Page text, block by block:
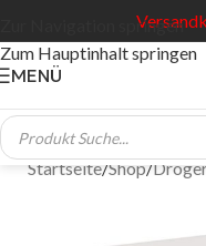
Zur Navigation springen
Zum Hauptinhalt springen
MENÜ
Startseite/Shop/